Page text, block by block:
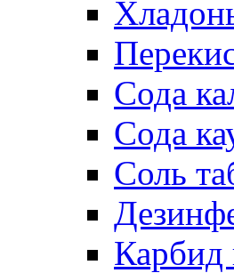
Сода
Сода
Соль
Карбид